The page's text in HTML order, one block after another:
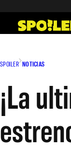
contenido
SPOILER NOTICIAS
¡La